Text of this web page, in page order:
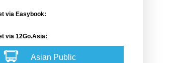
via Easybook:
via 12Go.Asia:
Asian Public